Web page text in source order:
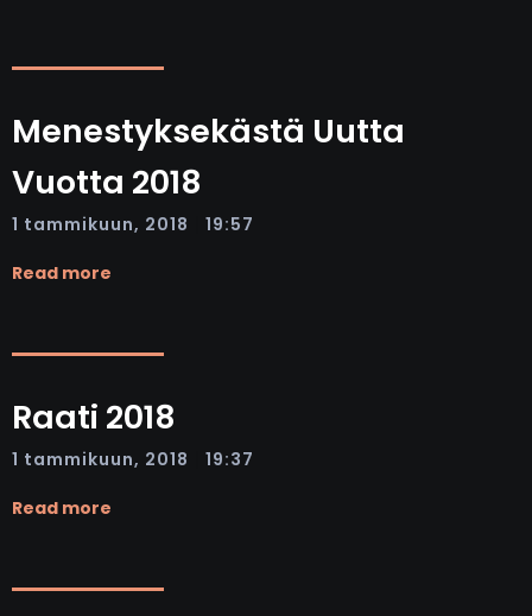
Menestyksekästä Uutta
Vuotta 2018
1 tammikuun, 2018 19:57
Read more
Raati 2018
1 tammikuun, 2018 19:37
Read more